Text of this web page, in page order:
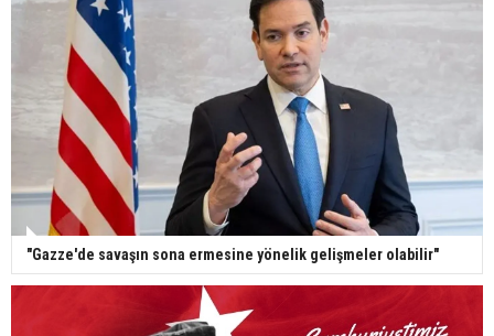
"Gazze'de savaşın sona ermesine yönelik gelişmeler olabilir"